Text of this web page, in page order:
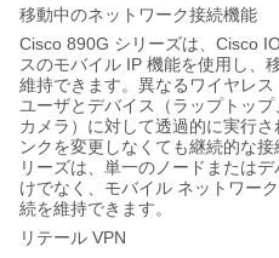
移動中のネットワーク接続機能
Cisco 890G シリーズは、 Cisco
スのモバイル IP 機能を使用し、
維持できます。異なるワイヤレス
ユーザとデバイス（ラップトップ
カメラ）に対して透過的に実行
ンクを変更しなくても継続的な接
リーズは、単一のノードまたは
けでなく、モバイル ネットワー
続を維持できます。
リテール VPN